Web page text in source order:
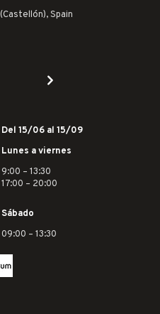
Spain
Del 15/06 al 15/09
Lunes a viernes
9:00 – 13:30
17:00 – 20:00
Sábado
09:00 – 13:30